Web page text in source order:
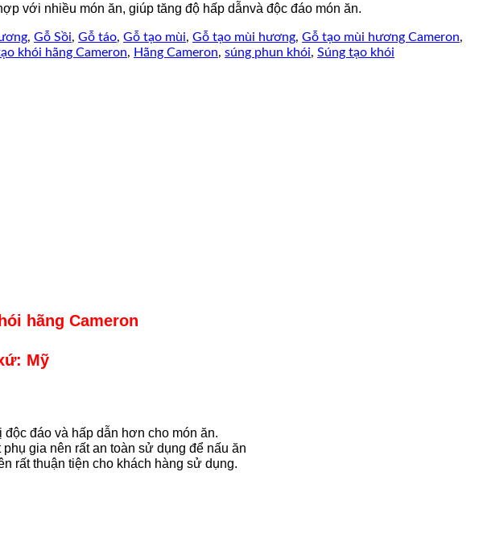
với nhiều món ăn, giúp tăng độ hấp dẫnvà độc đáo món ăn.
, Gỗ Sồi, Gỗ táo, Gỗ tạo mùi, Gỗ tạo mùi hương, Gỗ tạo mùi hương Cameron,
khói hãng Cameron, Hãng Cameron, súng phun khói, Súng tạo khói
hãng Cameron
Mỹ
đáo và hấp dẫn hơn cho món ăn.
gia nên rất an toàn sử dụng để nấu ăn
rất thuận tiện cho khách hàng sử dụng.